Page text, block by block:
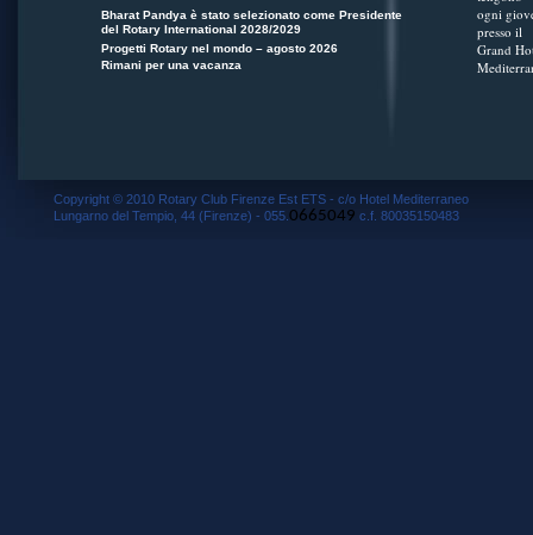
Bharat Pandya è stato selezionato come Presidente
del Rotary International 2028/2029
Progetti Rotary nel mondo – agosto 2026
Rimani per una vacanza
ogni
presso il
Grand
Copyright © 2010 Rotary Club Firenze Est ETS - c/o Hotel Mediterraneo
Lungarno del Tempio, 44 (Firenze) - 055. 0665049 c.f. 80035150483